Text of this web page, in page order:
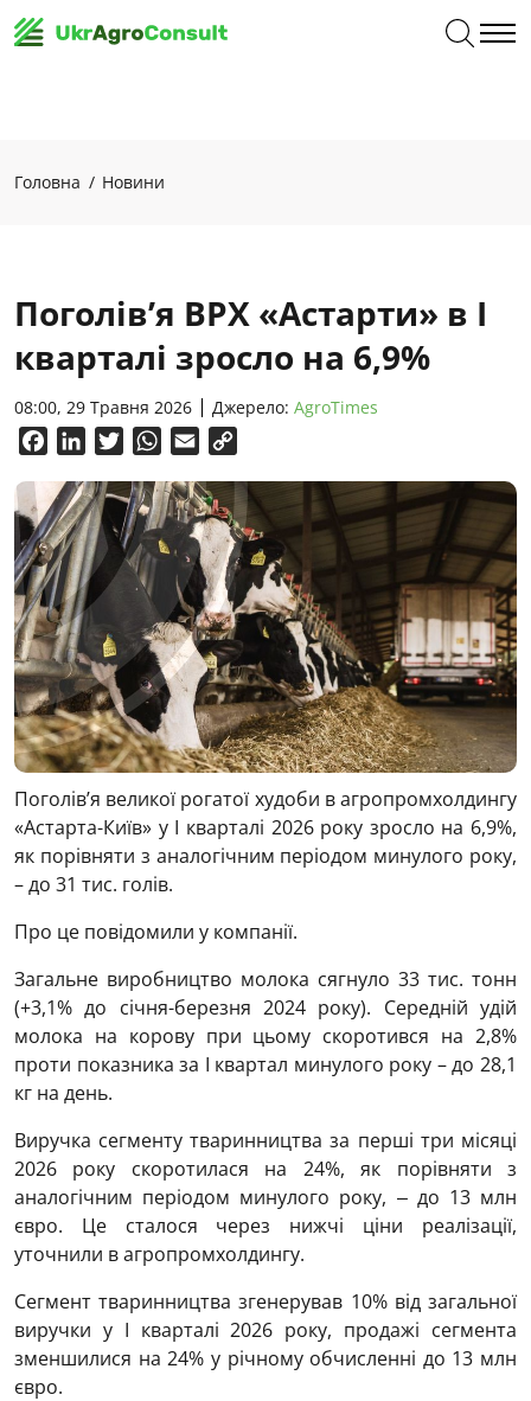
Головна Новини
Поголів’я ВРХ «Астарти» в І
кварталі зросло на 6,9%
08:00, 29 Травня 2026 Джерело: AgroTimes
FacebookLinkedInTwitterWhatsApp
Email
Поголів’я великої рогатої худоби в агропромхолдингу
«Астарта-Київ» у І кварталі 2026 року зросло на 6,9%,
як порівняти з аналогічним періодом минулого року,
– до 31 тис. голів.
Про це повідомили у компанії.
Загальне виробництво молока сягнуло 33 тис. тонн
(+3,1% до січня-березня 2024 року). Середній удій
молока на корову при цьому скоротився на 2,8%
проти показника за І квартал минулого року – до 28,1
кг на день.
Виручка сегменту тваринництва за перші три місяці
2026 року скоротилася на 24%, як порівняти з
аналогічним періодом минулого року, ‒ до 13 млн
євро. Це сталося через нижчі ціни реалізації,
уточнили в агропромхолдингу.
Сегмент тваринництва згенерував 10% від загальної
виручки у І кварталі 2026 року, продажі сегмента
зменшилися на 24% у річному обчисленні до 13 млн
євро.